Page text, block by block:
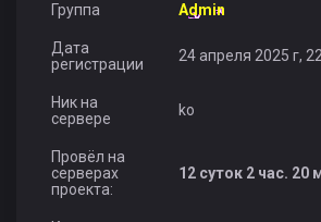
Lolita
June Saida_0606
Группа Admin
Дата
регистрации
24 апреля 2025 г,
Ник на
сервере
ko
Провёл на
серверах
проекта:
12 суток 2 час. 20